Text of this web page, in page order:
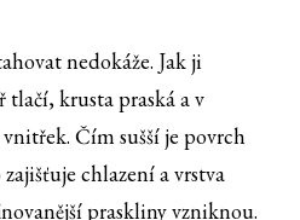
nedokáže. Jak ji
krusta praská a v
Čím sušší je povrch
chlazení a vrstva
praskliny vzniknou.